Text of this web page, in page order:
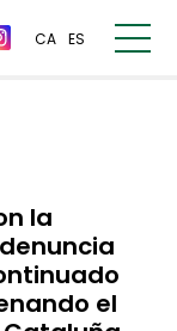
CA ES
la
el